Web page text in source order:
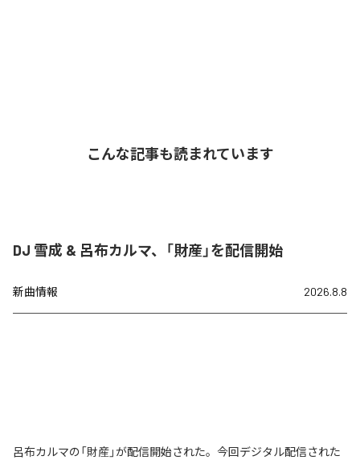
こんな記事も読まれています
DJ 雪成 & 呂布カルマ、「財産」を配信開始
新曲情報 2026.8.8
呂布カルマの「財産」が配信開始された。今回デジタル配信された